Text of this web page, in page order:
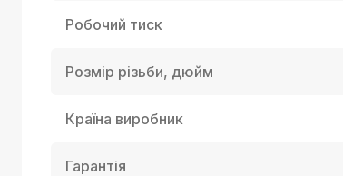
Робочий тиск
Розмір різьби, дюйм
Країна виробник
Гарантія